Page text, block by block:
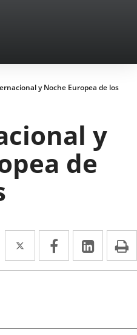
y Noche Europea de los
y
de
Twitter
Enlace
a
externa.
Facebook
Enlace
a
externa.
Enlace
a